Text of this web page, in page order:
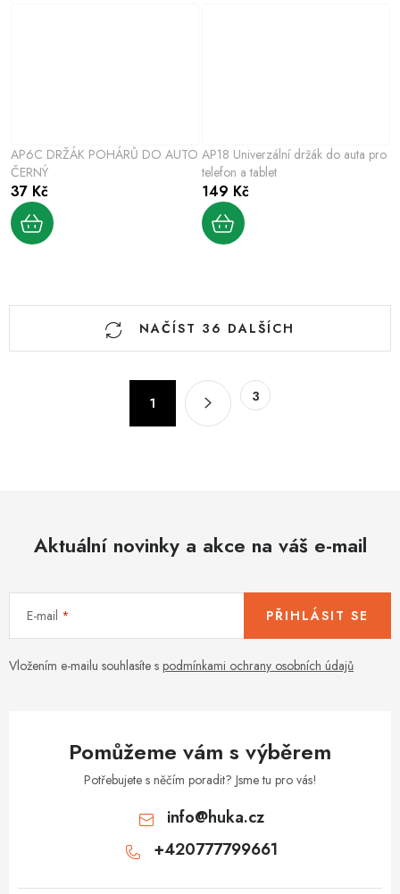
AP6C DRŽÁK POHÁRŮ DO AUTO
ČERNÝ
37 Kč
AP18 Univerzální držák do auta pro
telefon a tablet
149 Kč
O
y
ý
p
NAČÍST 36 DALŠÍCH
1 3
Aktuální novinky a akce na váš e-mail
E-mail
Vložením e-mailu souhlasíte s podmínkami ochrany osobních údajů
PŘIHLÁSIT SE
Pomůžeme vám s výběrem
Potřebujete s něčím poradit? Jsme tu pro vás!
info@huka.cz
+420777799661